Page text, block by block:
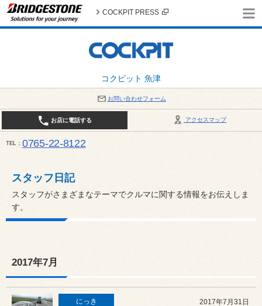
コクピット 魚津
COCKPIT PRESS
お問い合わせフォーム
アクセスマップ
お店に電話する
TEL 0765-22-8122
スタッフ日記
スタッフがさまざまなテーマでクルマに関する情報をお伝えしま
す。
2017年7月
にっき 2017年7月31日